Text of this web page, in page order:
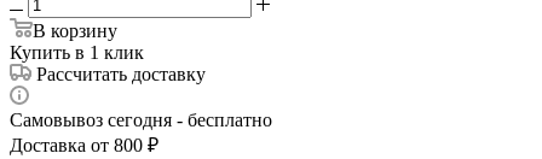
В корзину
Купить в 1 клик
Рассчитать доставку
Самовывоз сегодня - бесплатно
Доставка от 800 ₽